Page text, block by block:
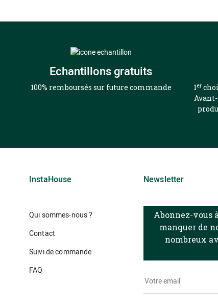
Echantillons gratuits
100% remboursés sur future commande 1er
InstaHouse
Qui sommes-nous ?
Contact
Suivi de commande
FAQ
Newsletter
Abonnez-vous
manquer de
nombreux